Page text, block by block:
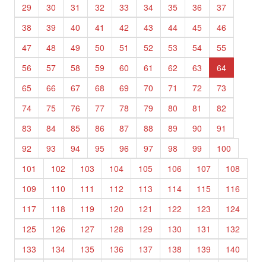
29
30 31 32 33 34 35 36
37
38
39 40 41 42 43 44 45
46
47
48 49 50 51 52 53 54
55
56
57 58 59 60 61 62 63
64
65
66 67 68 69 70 71 72
73
74
75 76 77 78 79 80 81
82
83
84 85 86 87 88 89 90
91
92
93 94 95 96 97 98 99
100
101
102 103 104 105 106 107
108
109
110 111 112 113 114 115
116
117
118 119 120 121 122 123
124
125
126 127 128 129 130 131
132
133
134 135 136 137 138 139
140